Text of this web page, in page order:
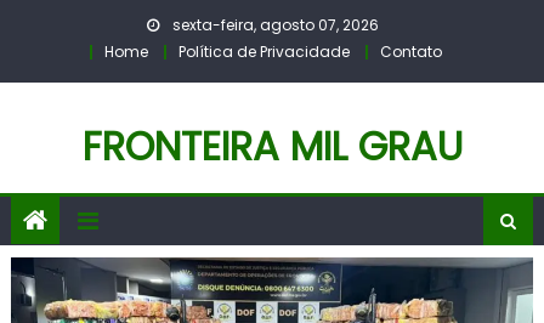
sexta-feira, agosto 07, 2026
Home
Política de Privacidade Contato
FRONTEIRA MIL GRAU